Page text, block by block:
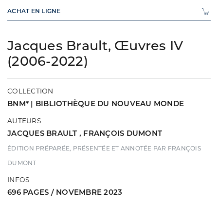
Jacques Brault, Œuvres IV
(2006-2022)
COLLECTION
BNM* | BIBLIOTHÈQUE DU NOUVEAU MONDE
AUTEURS
JACQUES BRAULT , FRANÇOIS DUMONT
ÉDITION PRÉPARÉE, PRÉSENTÉE ET ANNOTÉE PAR FRANÇOIS
DUMONT
INFOS
696 PAGES / NOVEMBRE 2023
ACHAT EN LIGNE